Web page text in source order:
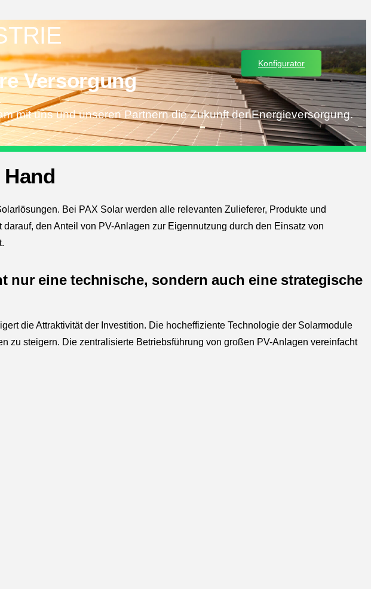
Konfigurator
Versorgung
mit uns und unseren Partnern die Zukunft der Energieversorgung.
Bei PAX Solar werden alle relevanten Zulieferer, Produkte und
den Anteil von PV-Anlagen zur Eigennutzung durch den Einsatz von
eine technische, sondern auch eine strategische
die Attraktivität der Investition. Die hocheffiziente Technologie der Solarmodule
zu steigern. Die zentralisierte Betriebsführung von großen PV-Anlagen vereinfacht